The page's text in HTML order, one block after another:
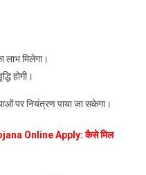
लाभ मिलेगा।
होगी।
पर नियंत्रण पाया जा सकेगा।
Online Apply: कैसे मिल